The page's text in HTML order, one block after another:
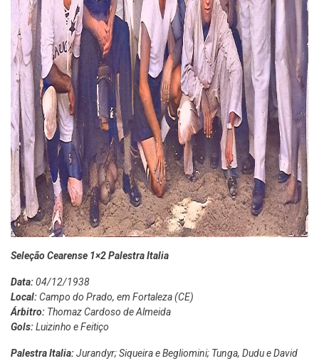
Seleção Cearense 1×2 Palestra Italia
Data:04/12/1938
Local:Campo do Prado, em Fortaleza (CE)
Árbitro: Thomaz Cardoso de Almeida
Gols:Luizinho e Feitiço
Palestra Italia:Jurandyr; Siqueira e Begliomini; Tunga, Dudu e David